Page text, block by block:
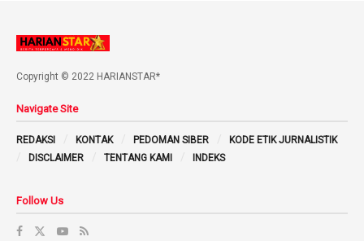
Copyright © 2022 HARIANSTAR*
Navigate Site
REDAKSI KONTAK PEDOMAN SIBER
KODE ETIK JURNALISTIK
DISCLAIMER
TENTANG KAMI INDEKS
Follow Us